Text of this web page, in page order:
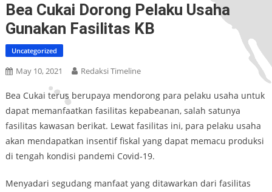
Bea Cukai Dorong Pelaku Usaha
Gunakan Fasilitas KB
Uncategorized
May 10, 2021 Redaksi Timeline
Bea Cukai terus berupaya mendorong para pelaku usaha untuk
dapat memanfaatkan fasilitas kepabeanan, salah satunya
fasilitas kawasan berikat. Lewat fasilitas ini, para pelaku usaha
akan mendapatkan insentif fiskal yang dapat memacu produksi
di tengah kondisi pandemi Covid-19.
Menyadari segudang manfaat yang ditawarkan dari fasilitas